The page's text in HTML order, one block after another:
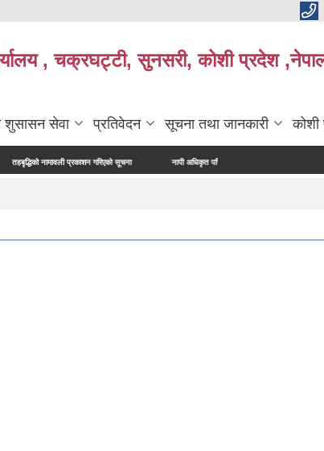
, चक्रघट्टी, सुनसरी, कोशी प्रदेश
शुसासन सेवा प्रतिवेदन सूचना तथा जानकारी कोशी
नामावली प्रकाशन गरिएको सूचना नापी अधिकृत परिक्षाको अन्तिम नतिजा प्रकाशन सम्बन्धमा।